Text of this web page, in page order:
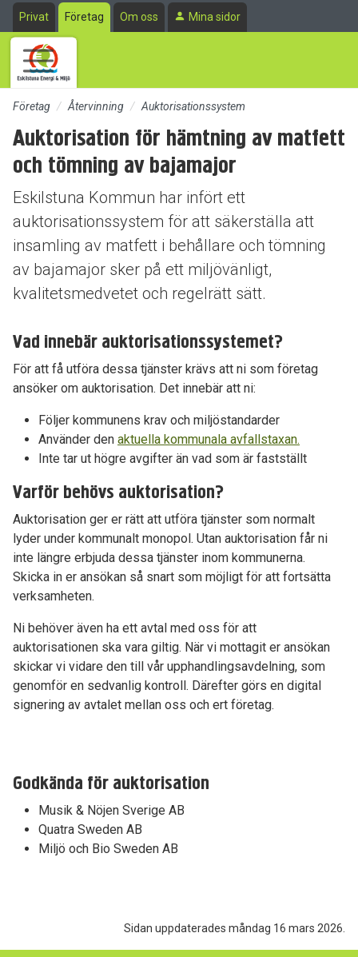
Till sidans huvudinnehåll
Privat Företag Om oss Mina sidor
Företag Återvinning Auktorisationssystem
Auktorisation för hämtning av matfett
och tömning av bajamajor
Eskilstuna Kommun har infört ett
auktorisationssystem för att säkerställa att
insamling av matfett i behållare och tömning
av bajamajor sker på ett miljövänligt,
kvalitetsmedvetet och regelrätt sätt.
Vad innebär auktorisationssystemet?
För att få utföra dessa tjänster krävs att ni som företag
ansöker om auktorisation. Det innebär att ni:
Följer kommunens krav och miljöstandarder
Använder den aktuella kommunala avfallstaxan.
Inte tar ut högre avgifter än vad som är fastställt
Varför behövs auktorisation?
Auktorisation ger er rätt att utföra tjänster som normalt
lyder under kommunalt monopol. Utan auktorisation får ni
inte längre erbjuda dessa tjänster inom kommunerna.
Skicka in er ansökan så snart som möjligt för att fortsätta
verksamheten.
Ni behöver även ha ett avtal med oss för att
auktorisationen ska vara giltig. När vi mottagit er ansökan
skickar vi vidare den till vår upphandlingsavdelning, som
genomför en sedvanlig kontroll. Därefter görs en digital
signering av avtalet mellan oss och ert företag.
Godkända för auktorisation
Musik & Nöjen Sverige AB
Quatra Sweden AB
Miljö och Bio Sweden AB
Sidan uppdaterades måndag 16 mars 2026.